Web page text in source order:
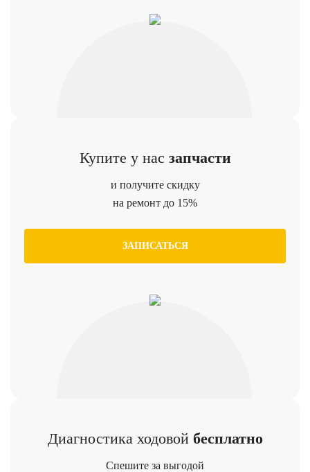
Купите у нас запчасти
и получите скидку
на ремонт до 15%
ЗАПИСАТЬСЯ
Диагностика ходовой бесплатно
Спешите за выгодой